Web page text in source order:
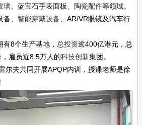
璃 、蓝宝石手表面板、 陶瓷配件等领域。
、 智能穿戴设备 、AR/VR眼镜及汽车行
8个生产基地， 总投资逾400亿港元，总
雇员近8.5万人的科技创新集团。
尔夫共同开展APQP内训，授课老师是徐